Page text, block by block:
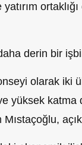
derin bir
olarak iki
yüksek katma